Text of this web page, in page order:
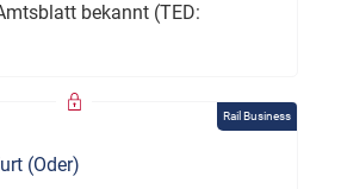
bekannt (TED:
Rail Business
(Oder)